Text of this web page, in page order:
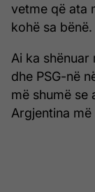
vetme që ata
kohë sa bënë.
Ai ka shënuar
dhe PSG-në
më shumë se
Argjentina